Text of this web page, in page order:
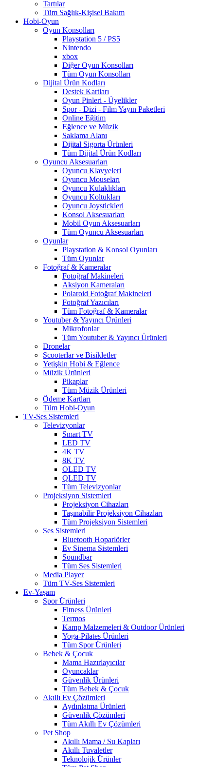
Tartılar
Tüm Sağlık-Kişisel Bakım
Hobi-Oyun
Oyun Konsolları
Playstation 5 / PS5
Nintendo
xbox
Diğer Oyun Konsolları
Tüm Oyun Konsolları
Dijital Ürün Kodları
Destek Kartları
Oyun Pinleri - Üyelikler
Spor - Dizi - Film Yayın Paketleri
Online Eğitim
Eğlence ve Müzik
Saklama Alanı
Dijital Sigorta Ürünleri
Tüm Dijital Ürün Kodları
Oyuncu Aksesuarları
Oyuncu Klavyeleri
Oyuncu Mouseları
Oyuncu Kulaklıkları
Oyuncu Koltukları
Oyuncu Joystickleri
Konsol Aksesuarları
Mobil Oyun Aksesuarları
Tüm Oyuncu Aksesuarları
Oyunlar
Playstation & Konsol Oyunları
Tüm Oyunlar
Fotoğraf & Kameralar
Fotoğraf Makineleri
Aksiyon Kameraları
Polaroid Fotoğraf Makineleri
Fotoğraf Yazıcıları
Tüm Fotoğraf & Kameralar
Youtuber & Yayıncı Ürünleri
Mikrofonlar
Tüm Youtuber & Yayıncı Ürünleri
Dronelar
Scooterlar ve Bisikletler
Yetişkin Hobi & Eğlence
Müzik Ürünleri
Pikaplar
Tüm Müzik Ürünleri
Ödeme Kartları
Tüm Hobi-Oyun
TV-Ses Sistemleri
Televizyonlar
Smart TV
LED TV
4K TV
8K TV
OLED TV
QLED TV
Tüm Televizyonlar
Projeksiyon Sistemleri
Projeksiyon Cihazları
Taşınabilir Projeksiyon Cihazları
Tüm Projeksiyon Sistemleri
Ses Sistemleri
Bluetooth Hoparlörler
Ev Sinema Sistemleri
Soundbar
Tüm Ses Sistemleri
Media Player
Tüm TV-Ses Sistemleri
Ev-Yaşam
Spor Ürünleri
Fitness Ürünleri
Termos
Kamp Malzemeleri & Outdoor Ürünleri
Yoga-Pilates Ürünleri
Tüm Spor Ürünleri
Bebek & Çocuk
Mama Hazırlayıcılar
Oyuncaklar
Güvenlik Ürünleri
Tüm Bebek & Çocuk
Akıllı Ev Çözümleri
Aydınlatma Ürünleri
Güvenlik Çözümleri
Tüm Akıllı Ev Çözümleri
Pet Shop
Akıllı Mama / Su Kapları
Akıllı Tuvaletler
Teknolojik Ürünler